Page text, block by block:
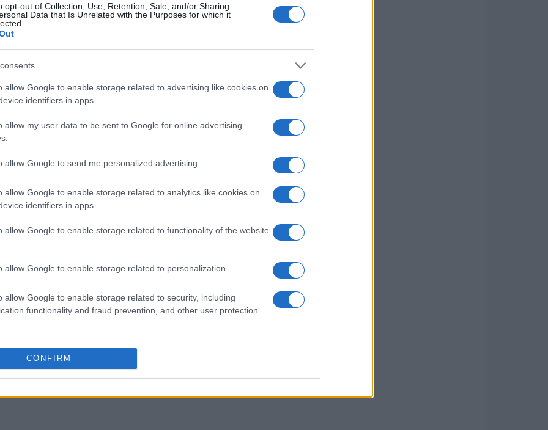
opt-out of Collection, Use, Retention, Sale, and/or Sharing
Data that Is Unrelated with the Purposes for which it
allow Google to enable storage related to advertising like cookies on
identifiers in apps.
allow my user data to be sent to Google for online advertising
allow Google to send me personalized advertising.
allow Google to enable storage related to analytics like cookies on
identifiers in apps.
allow Google to enable storage related to functionality of the website
allow Google to enable storage related to personalization.
allow Google to enable storage related to security, including
functionality and fraud prevention, and other user protection.
CONFIRM
de luxoem Milão manteve um crescimento
nos preços nos últimos dois anos. As áreas mais
e Brera, apresentam uma demanda que supera a
verdadeiros ícones de investimento?
interessantes
incluemPorta Venezia
originais, estão em alta. Em especial, aqueles
dos investidores. Será que essa tendência de
de investimento
em níveis competitivos, o que representa uma
buscam umcash flowpositivo.